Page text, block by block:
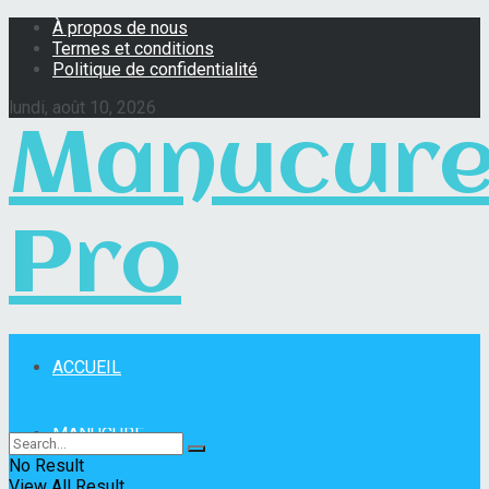
À propos de nous
Termes et conditions
Politique de confidentialité
lundi, août 10, 2026
Pro
ACCUEIL
MANUCURE
No Result